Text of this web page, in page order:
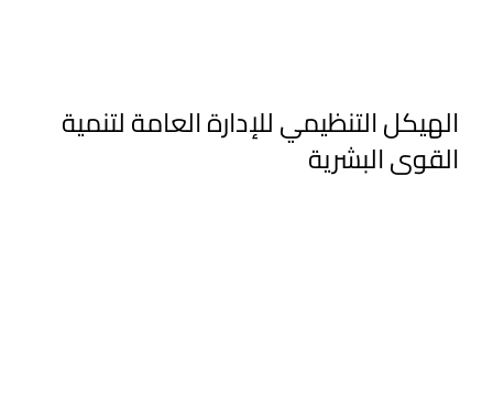
الهيكل التنظيمي للإدارة العامةلتنمية
القوى البشرية